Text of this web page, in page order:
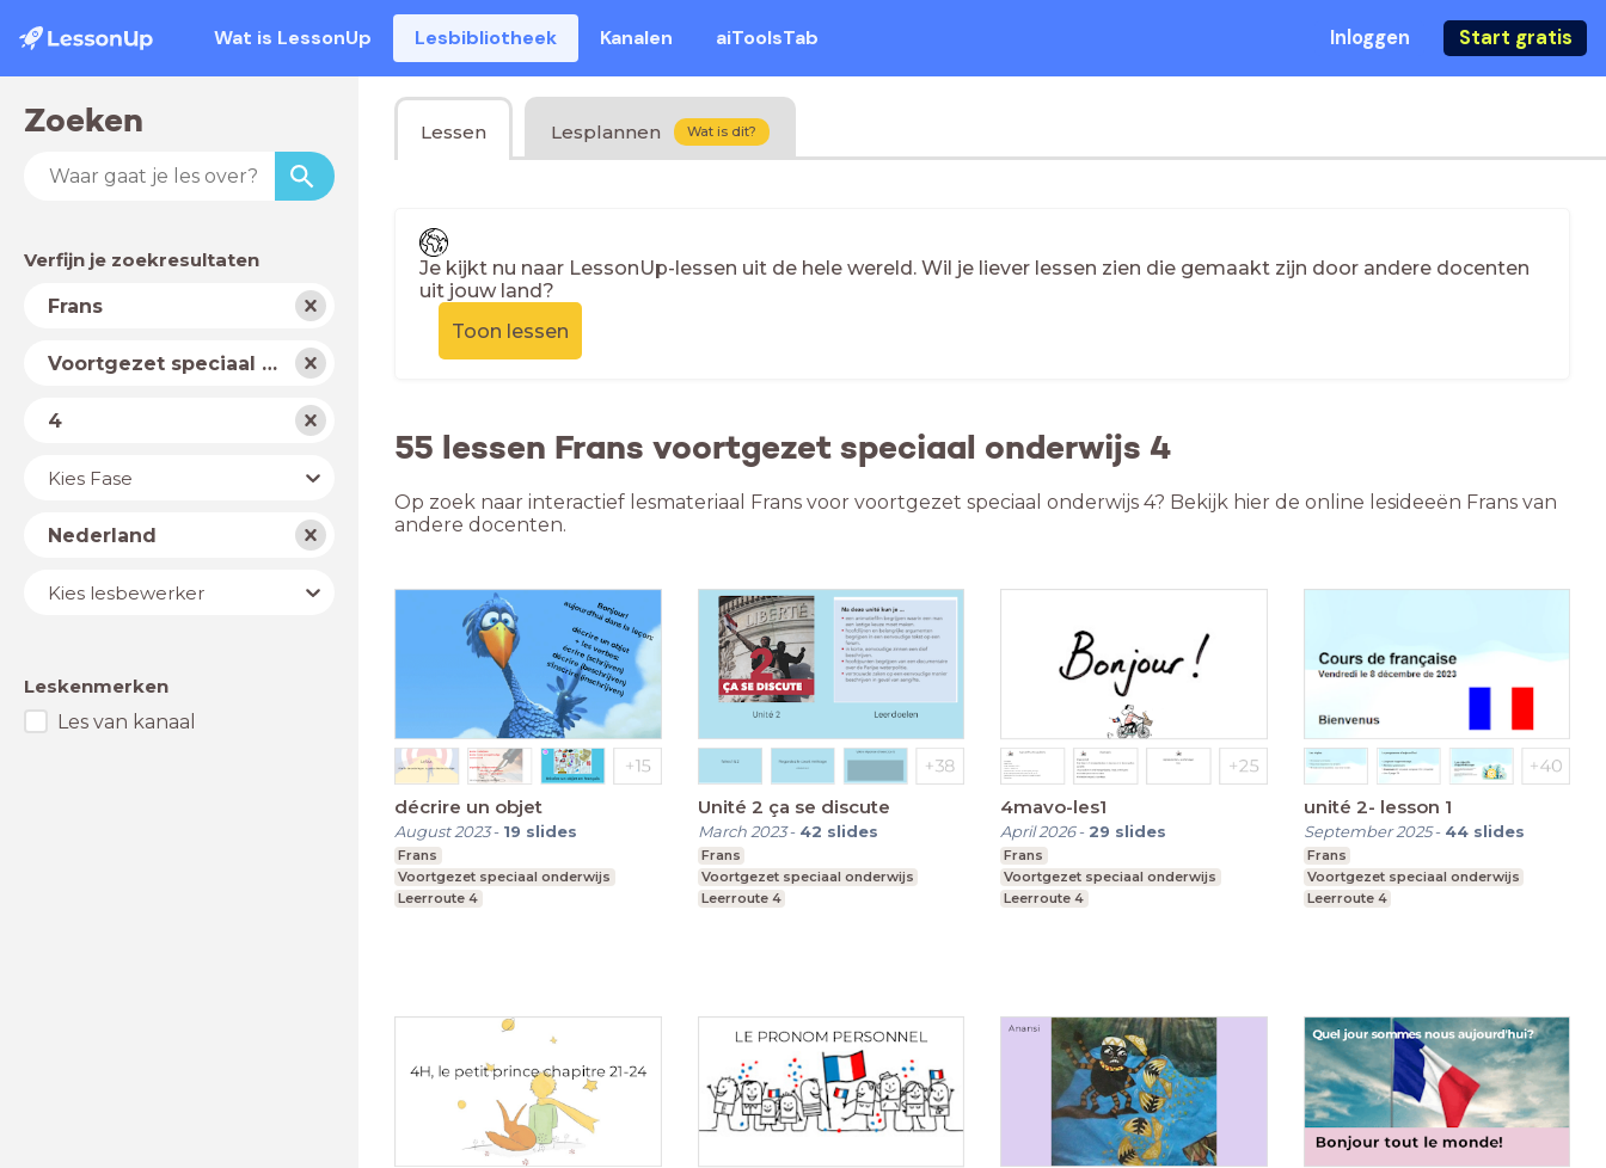
Wat is LessonUp Lesbibliotheek Kanalen aiToolsTab Inloggen Start gratis
Zoeken
Verfijn je zoekresultaten
VakFrans
Schooltype Voortgezet speciaal onderwijs
Niveau
4
JaarKies Fase
LandNederland
Lesbewerker
Kies lesbewerker
Leskenmerken
Les van kanaal
Lessen Lesplannen Wat is dit?
Je kijkt nu naar LessonUp-lessen uit de hele wereld. Wil je liever lessen zien die gemaakt zijn door andere docenten
uit jouw land?
Toon lessen
55 lessen Frans voortgezet speciaal onderwijs 4
Op zoek naar interactief lesmateriaal Frans voor voortgezet speciaal onderwijs 4? Bekijk hier de online lesideeën Frans van
andere docenten.
décrire un objet
August 2023- 19 slides
Frans
Voortgezet speciaal onderwijs
Leerroute 4
Unité 2 ça se discute
March 2023- 42 slides
Frans
Voortgezet speciaal onderwijs
Leerroute 4
4mavo-les1
April 2026- 29 slides
Frans
Voortgezet speciaal onderwijs
Leerroute 4
unité 2- lesson 1
September 2025- 44 slides
Frans
Voortgezet speciaal onderwijs
Leerroute 4